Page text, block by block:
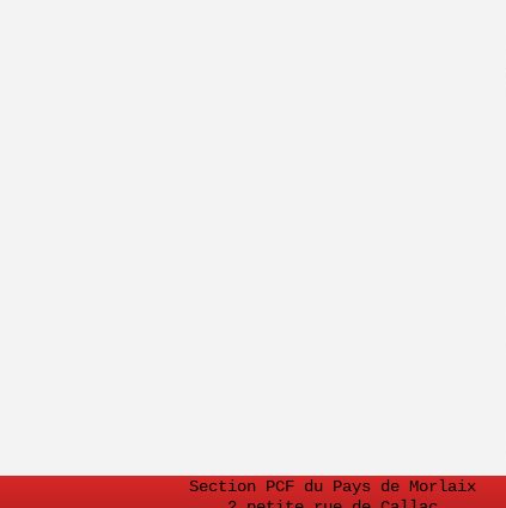
Section PCF du Pays de Morlaix